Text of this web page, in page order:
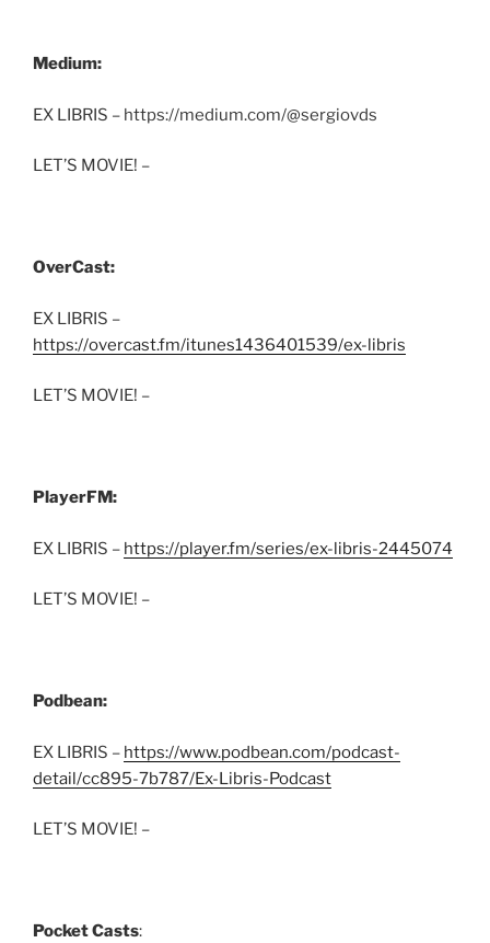
Medium:
EX LIBRIS – https://medium.com/@sergiovds
LET’S MOVIE! –
OverCast:
EX LIBRIS –
https://overcast.fm/itunes1436401539/ex-libris
LET’S MOVIE! –
PlayerFM:
EX LIBRIS – https://player.fm/series/ex-libris-2445074
LET’S MOVIE! –
Podbean:
EX LIBRIS – https://www.podbean.com/podcast-
detail/cc895-7b787/Ex-Libris-Podcast
LET’S MOVIE! –
Pocket Casts: